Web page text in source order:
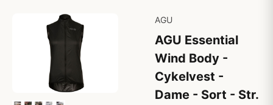
AGU
AGU Essential
Wind Body -
Cykelvest -
Dame - Sort - Str.